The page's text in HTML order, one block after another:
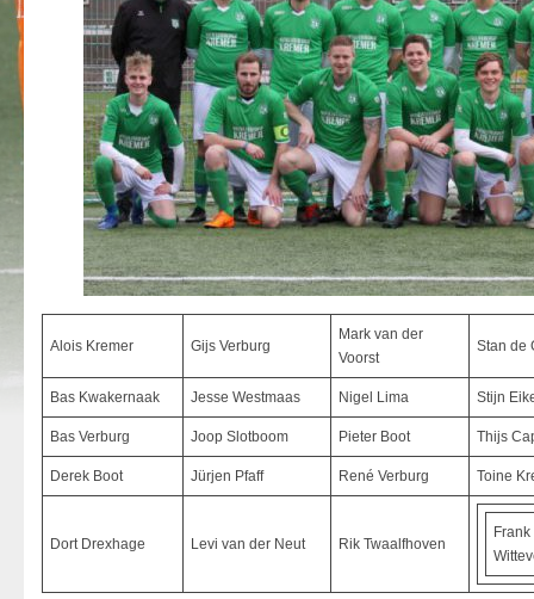
Alois Kremer Gijs Verburg
Mark van der
Voorst
Stan
Bas Kwakernaak Jesse Westmaas Nigel Lima Stijn
Bas Verburg Joop Slotboom Pieter Boot Thijs
Derek Boot Jürjen Pfaff René Verburg Toine
Dort Drexhage Levi van der Neut Rik Twaalfhoven
Frank